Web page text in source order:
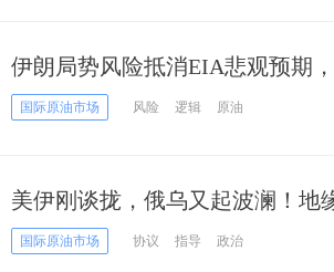
伊朗局势风险抵消EIA悲观预期
国际原油市场 风险 逻辑 原油
美伊刚谈拢，俄乌又起波澜！地
去何从？
国际原油市场 协议 指导 政治